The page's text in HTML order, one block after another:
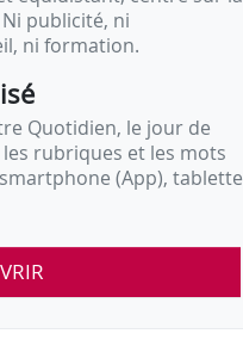
publicité, ni
ni formation.
Quotidien, le jour de
rubriques et les mots
(App), tablette